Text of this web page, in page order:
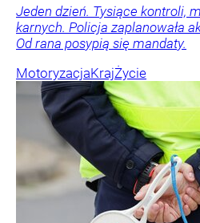
Jeden dzień. Tysiące kontroli,
karnych. Policja zaplanowała
Od rana posypią się mandaty.
MotoryzacjaKrajŻycie